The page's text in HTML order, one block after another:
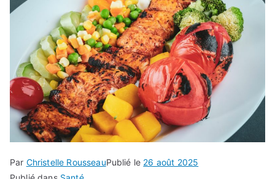
Par Christelle RousseauPublié le 26 août 2025